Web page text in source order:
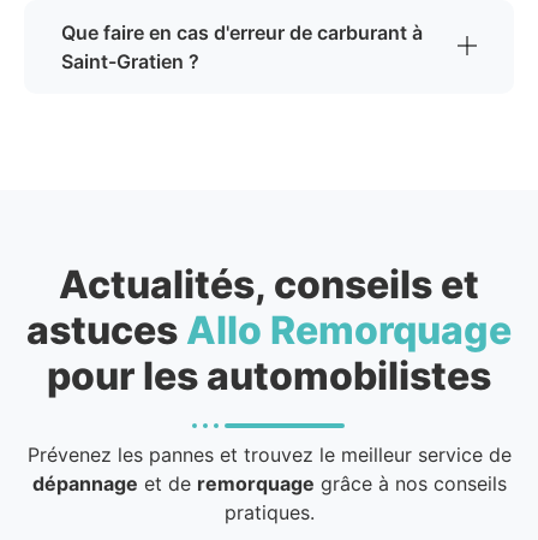
Que faire en cas d'erreur de carburant à
Saint-Gratien ?
Actualités, conseils et
astuces Allo Remorquage
pour les automobilistes
Prévenez les pannes et trouvez le meilleur service de
dépannage et de remorquage grâce à nos conseils
pratiques.